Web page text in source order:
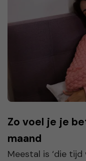
Zo voel je je
maand
Meestal is ‘die